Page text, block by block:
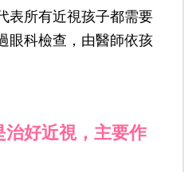
表所有近視孩子都需要
眼科檢查，由醫師依孩
治好近視，主要作